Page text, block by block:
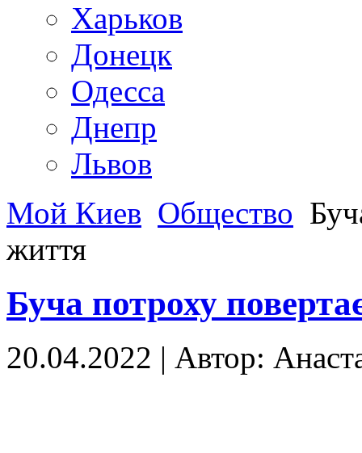
Харьков
Донецк
Одесса
Днепр
Львов
Мой Киев Общество
життя
Буча потроху
20.04.2022 | Автор: